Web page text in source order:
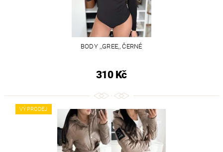
BODY ,,GREE,, ČERNÉ
310 Kč
VÝPRODEJ